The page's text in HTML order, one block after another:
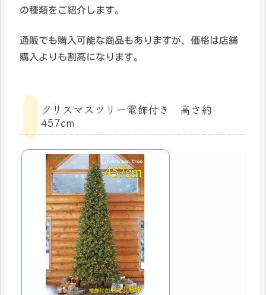
の種類をご紹介します。
通販でも購入可能な商品もありますが、価格は店舗
購入よりも割高になります。
クリスマスツリー電飾付き 高さ約
457cm